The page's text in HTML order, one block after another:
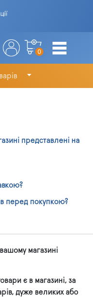
0
представлені на
перед покупкою?
магазині
є в магазині, за
дуже великих або